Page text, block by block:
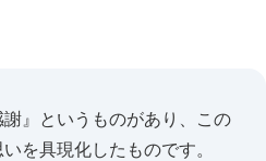
謝』というものがあり、この
を具現化したものです。